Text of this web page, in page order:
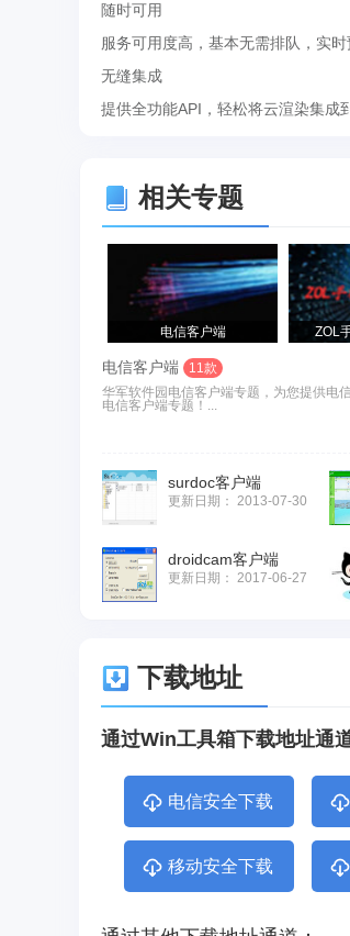
随时可用
服务可用度高，基本无需排队，实
无缝集成
提供全功能API，轻松将云渲染集成
相关专题
电信客户端 ZOL
电信客户端
11款
华军软件园电信客户端专题，为您提供电
电信客户端专题！...
surdoc客户端
更新日期： 2013-07-30
droidcam客户端
更新日期： 2017-06-27
下载地址
通过Win工具箱下载地址通
电信安全下载
移动安全下载